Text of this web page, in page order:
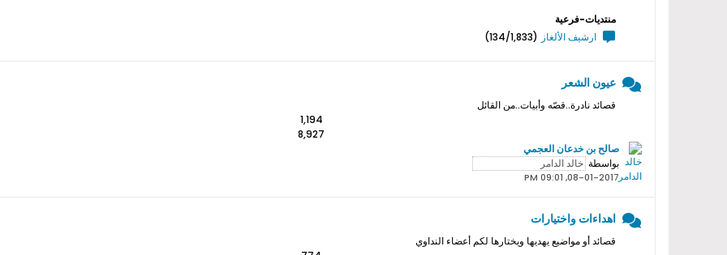
منتديات-فرعية
ارشيف الألغاز (134/1,833)
عيون الشعر
قصائد نادرة..قصّه وأبيات..من القائل
1,194
8,927
صالح بن خدعان العجمي
بواسطة
08-01-2017, 09:01 PM
اهداءات واختيارات
قصائد أو مواضيع يهديها ويختارها لكم أعضاء النداوي